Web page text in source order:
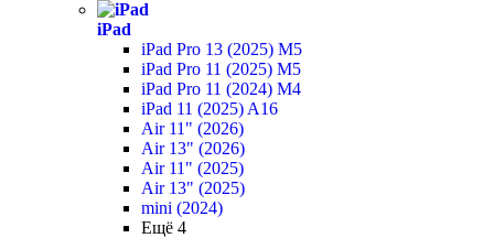
iPad
iPad Pro 13 (2025) M5
iPad Pro 11 (2025) M5
iPad Pro 11 (2024) M4
iPad 11 (2025) A16
Air 11" (2026)
Air 13" (2026)
Air 11" (2025)
Air 13" (2025)
mini (2024)
Ещё 4